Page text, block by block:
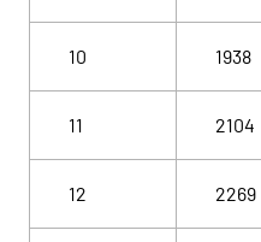
10 1938
11 2104
12 2269